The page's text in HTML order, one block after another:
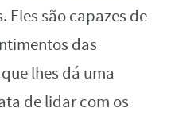
Eles são capazes de
das
lhes dá uma
de lidar com os